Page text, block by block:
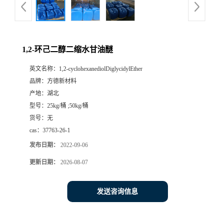
1,2-环己二醇二缩水甘油醚
英文名称： 1,2-cyclohexanediolDiglycidylEther
品牌： 方德新材料
产地： 湖北
型号： 25kg/桶 ;50kg/桶
货号： 无
cas： 37763-26-1
发布日期： 2022-09-06
更新日期： 2026-08-07
发送咨询信息